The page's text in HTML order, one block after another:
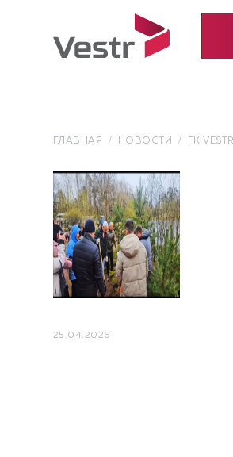
ГЛАВНАЯ НОВОСТИ ГК
25.04.2026